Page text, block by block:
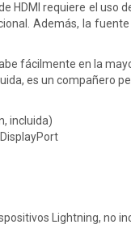
HDMI requiere el
Además, la
fácilmente en la
es un compañero
incluida)
Lightning, no